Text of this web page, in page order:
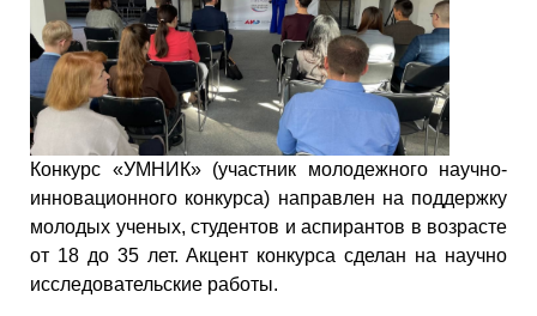
Конкурс «УМНИК» (участник молодежного научно-
инновационного конкурса) направлен на поддержку
молодых ученых, студентов и аспирантов в возрасте
от 18 до 35 лет. Акцент конкурса сделан на научно
исследовательские работы.